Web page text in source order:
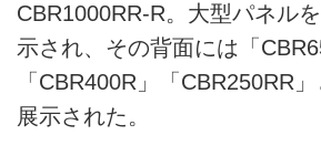
CBR1000RR-R。大型パネル
示され、その背面には「
「CBR400R」「CBR250RR
展示された。